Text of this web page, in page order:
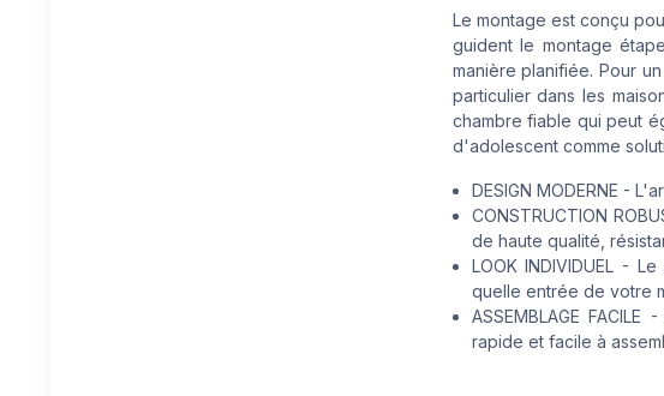
Le montage est conçu
guident le montage
manière planifiée. Pour
particulier dans les
chambre fiable qui peut
d'adolescent comme
DESIGN MODERNE -
CONSTRUCTION
de haute qualité,
LOOK INDIVIDUEL -
quelle entrée de votre
ASSEMBLAGE
rapide et facile à